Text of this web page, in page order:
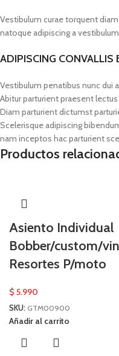
Vestibulum curae torquent
natoque adipiscing a
ADIPISCING CONVALLIS
Vestibulum penatibus nunc dui
Abitur parturient praesent
Diam parturient dictumst
Scelerisque adipiscing
nam inceptos hac parturient
Productos
Asiento Individual
Bobber/custom/
Resortes P/moto
$ 5.990
SKU: GTM00900
Añadir al carrito